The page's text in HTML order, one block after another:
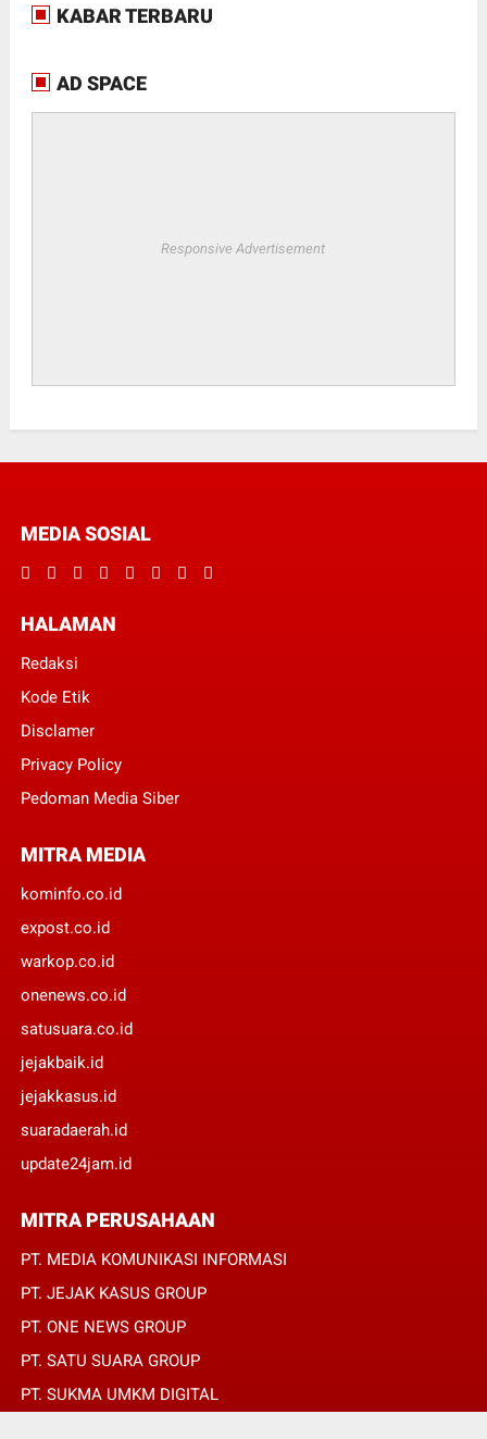
KABAR TERBARU
AD SPACE
Responsive Advertisement
MEDIA SOSIAL
HALAMAN
Redaksi
Kode Etik
Disclamer
Privacy Policy
Pedoman Media Siber
MITRA MEDIA
kominfo.co.id
expost.co.id
warkop.co.id
onenews.co.id
satusuara.co.id
jejakbaik.id
jejakkasus.id
suaradaerah.id
update24jam.id
MITRA PERUSAHAAN
PT. MEDIA KOMUNIKASI INFORMASI
PT. JEJAK KASUS GROUP
PT. ONE NEWS GROUP
PT. SATU SUARA GROUP
PT. SUKMA UMKM DIGITAL